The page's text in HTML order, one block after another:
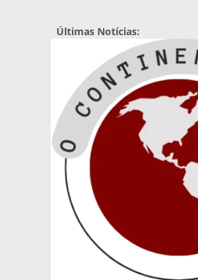
para
conteúdo
Últimas Notícias: